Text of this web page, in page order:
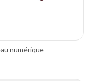
numérique